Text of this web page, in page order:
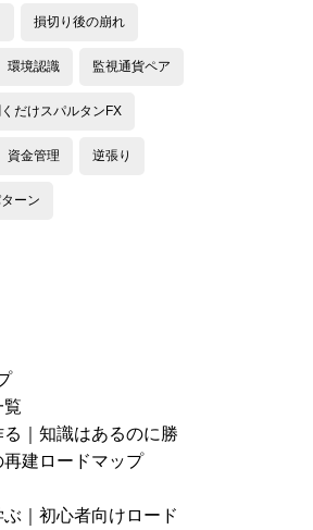
損切り後の崩れ
環境認識 監視通貨ペア
だけスパルタンFX
資金管理 逆張り
ーン
覧
｜知識はあるのに勝
建ロードマップ
｜初心者向けロード